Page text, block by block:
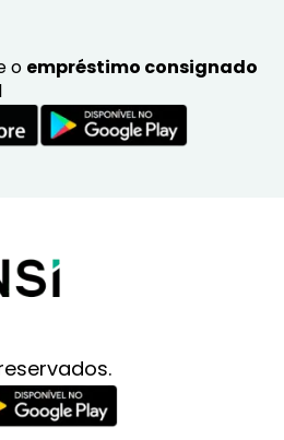
o empréstimo consignado